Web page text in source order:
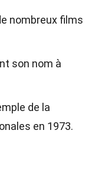
nombreux films
son nom à
de la
en 1973.